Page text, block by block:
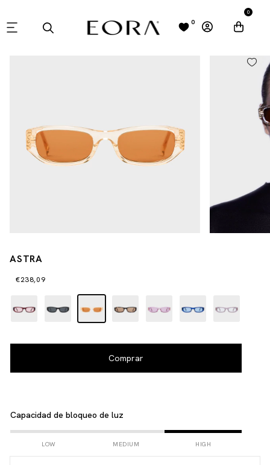
0
0
ASTRA
€238,09
Capacidad de bloqueo de luz
LOW MEDIUM HIGH